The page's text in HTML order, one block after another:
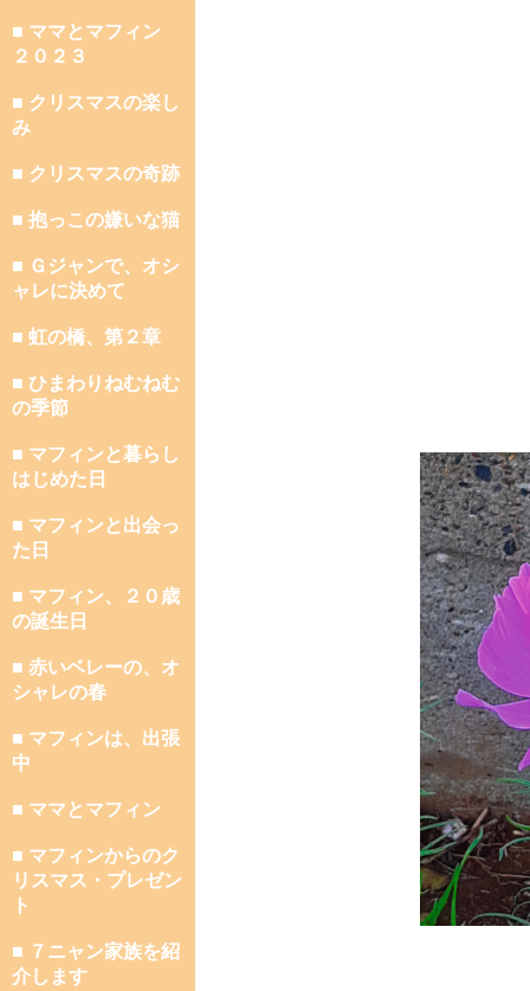
■ ママとマフィン
２０２３
■ クリスマスの楽し
み
■ クリスマスの奇跡
■ 抱っこの嫌いな猫
■ Ｇジャンで、オシ
ャレに決めて
■ 虹の橋、第２章
■ ひまわりねむねむ
の季節
■ マフィンと暮らし
はじめた日
■ マフィンと出会っ
た日
■ マフィン、２０歳
の誕生日
■ 赤いベレーの、オ
シャレの春
■ マフィンは、出張
中
■ ママとマフィン
■ マフィンからのク
リスマス・プレゼン
ト
■ ７ニャン家族を紹
介します